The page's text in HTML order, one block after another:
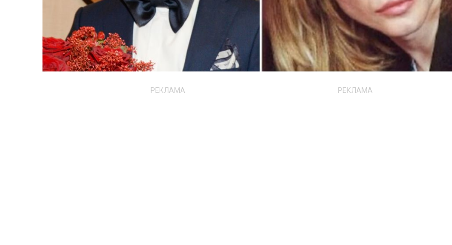
РЕКЛАМА РЕКЛАМА